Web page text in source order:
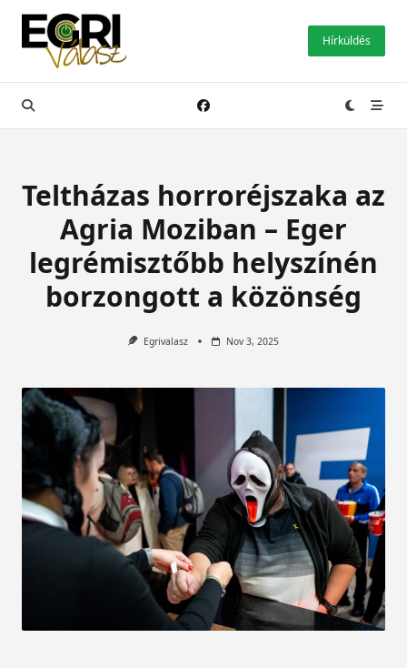
Skip
content
Hírküldés
Teltházas horroréjszaka az
Agria Moziban – Eger
legrémisztőbb helyszínén
borzongott a közönség
Egrivalasz Nov 3, 2025